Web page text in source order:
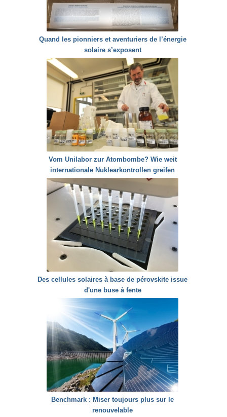
Quand les pionniers et aventuriers de l’énergie
solaire s’exposent
Vom Unilabor zur Atombombe? Wie weit
internationale Nuklearkontrollen greifen
Des cellules solaires à base de pérovskite issue
d'une buse à fente
Benchmark : Miser toujours plus sur le
renouvelable